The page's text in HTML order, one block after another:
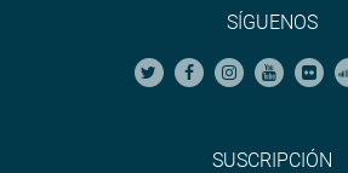
SÍGUENOS
SUSCRIPCIÓN